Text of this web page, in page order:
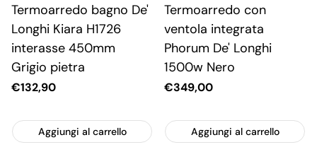
Termoarredo bagno De'
Longhi Kiara H1726
interasse 450mm
Grigio pietra
Prezzo
€132,90
Aggiungi al carrello
Termoarredo con
ventola integrata
Phorum De' Longhi
1500w Nero
Prezzo
€349,00
Aggiungi al carrello